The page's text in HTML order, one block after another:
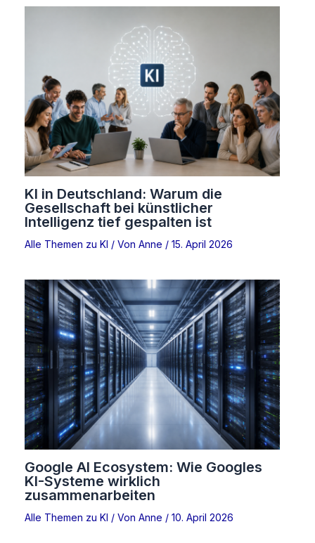
KI in Deutschland: Warum die
Gesellschaft bei künstlicher
Intelligenz tief gespalten ist
Alle Themen zu KI / Von Anne / 15. April 2026
Google AI Ecosystem: Wie Googles
KI-Systeme wirklich
zusammenarbeiten
Alle Themen zu KI / Von Anne / 10. April 2026